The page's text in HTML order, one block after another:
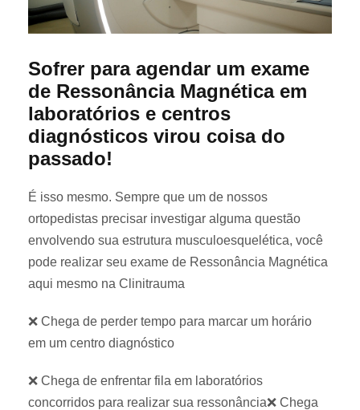
Sofrer para agendar um exame
de Ressonância Magnética em
laboratórios e centros
diagnósticos virou coisa do
passado!
É isso mesmo. Sempre que um de nossos
ortopedistas precisar investigar alguma questão
envolvendo sua estrutura musculoesquelética, você
pode realizar seu exame de Ressonância Magnética
aqui mesmo na Clinitrauma
❌ Chega de perder tempo para marcar um horário
em um centro diagnóstico
❌ Chega de enfrentar fila em laboratórios
concorridos para realizar sua ressonância❌ Chega